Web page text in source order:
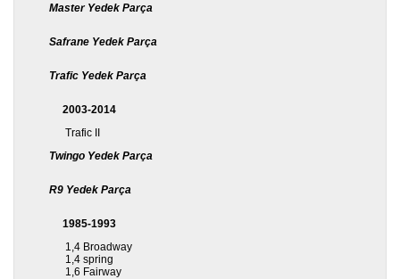
Master Yedek Parça
Safrane Yedek Parça
Trafic Yedek Parça
2003-2014
Trafic II
Twingo Yedek Parça
R9 Yedek Parça
1985-1993
1,4 Broadway
1,4 spring
1,6 Fairway